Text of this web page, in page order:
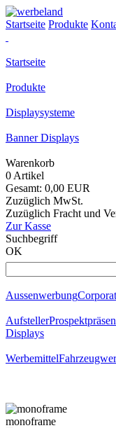
Startseite Produkte
Startseite
Produkte
Displaysysteme
Banner Displays
Warenkorb
0 Artikel
Gesamt: 0,00 EUR
Zuzüglich MwSt.
Zuzüglich Fracht und
Zur Kasse
Suchbegriff
OK
Aussenwerbung
Aufsteller
Displays
Werbemittel
monoframe